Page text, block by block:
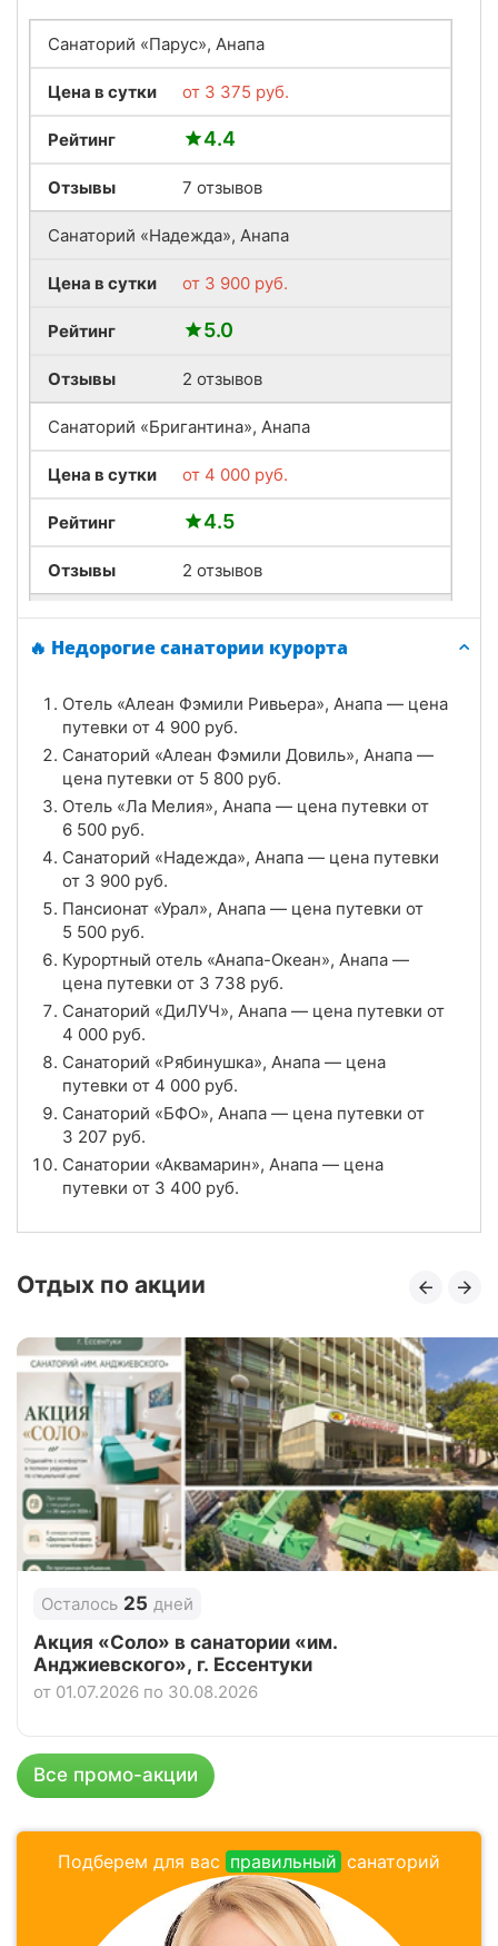
Санаторий «Парус», Анапа
Цена в сутки от 3 375 руб.
Рейтинг 4.4
Отзывы 7 отзывов
Санаторий «Надежда», Анапа
Цена в сутки от 3 900 руб.
Рейтинг 5.0
Отзывы 2 отзывов
Санаторий «Бригантина», Анапа
Цена в сутки от 4 000 руб.
Рейтинг 4.5
Отзывы 2 отзывов
Санаторий «ДиЛУЧ», Анапа
Цена в сутки 4 000 руб.
Рейтинг 4.7
Отзывы 6 отзывов
Санаторий «Рябинушка», Анапа
Цена в сутки от4 000 руб.
Рейтинг 4.7
Отзывы 3 отзывов
Санатории «Аквамарин», Анапа
Цена в сутки
Рейтинг 4.6
Отзывы
Санаторий «Родник», Анапа
Цена в сутки от4 138руб.
Рейтинг 4.3
Отзывы 3 отзывов
Санаторий «Старинная Анапа», Анапа
Цена в сутки от8 500руб.
Рейтинг 4.0
Отзывы 3 отзывов
Курортный отель «Анапа-Океан», Анапа
Рейтинг 4.8
Санаторий «Анапа», Анапа
Рейтинг 3.8
4 отзывов
🔥 Недорогие санатории курорта
Отель «Алеан Фэмили Ривьера», Анапа — цена
путевки от 4 900 руб.
Санаторий «Алеан Фэмили Довиль», Анапа —
цена путевки от 5 800 руб.
Отель «Ла Мелия», Анапа — цена путевки от
6 500 руб.
Санаторий «Надежда», Анапа — цена путевки
от 3 900 руб.
Пансионат «Урал», Анапа — цена путевки от
5 500 руб.
Курортный отель «Анапа-Океан», Анапа —
цена путевки от 3 738 руб.
Санаторий «ДиЛУЧ», Анапа — цена путевки от
4 000 руб.
Санаторий «Рябинушка», Анапа — цена
путевки от 4 000 руб.
Санаторий «БФО», Анапа — цена путевки от
3 207 руб.
Санатории «Аквамарин», Анапа — цена
путевки от 3 400 руб.
Отдых по акции
Осталось 25 дней
Акция «Соло» в санатории «им.
Анджиевского», г. Ессентуки
от 01.07.2026 по 30.08.2026
Все промо-акции
Подберем для вас правильный санаторий